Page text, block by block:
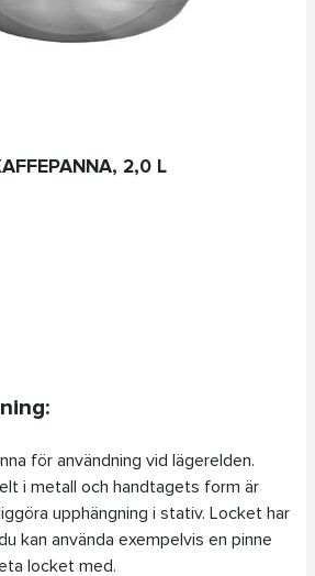
2,0 L
för användning vid lägerelden.
i metall och handtagets form är
upphängning i stativ. Locket har
kan använda exempelvis en pinne
locket med.